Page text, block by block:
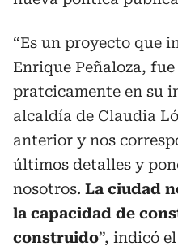
“Es un proyecto que
Enrique Peñaloza,
pratcicamente en su
alcaldía de Claudia
anterior y nos
últimos detalles y
nosotros. La ciudad
la capacidad de
construido”, indicó